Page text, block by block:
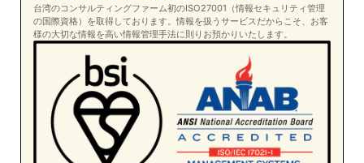
台湾のコンサルティングファーム初のISO27001（情報セキュリティ管理
の国際資格）を取得しております。情報を扱うサービスだからこそ、お客
様の大切な情報を高い情報管理手法に則りお預かりいたします。